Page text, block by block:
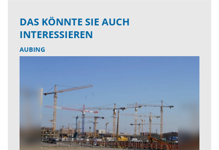
DAS KÖNNTE SIE AUCH
INTERESSIEREN
AUBING